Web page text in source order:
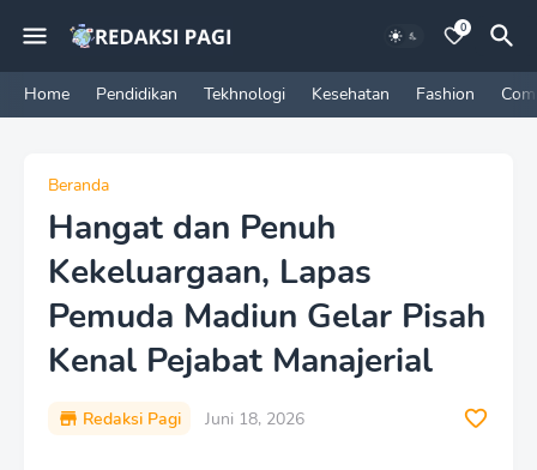
0
Home Pendidikan Tekhnologi Kesehatan Fashion
Beranda
Hangat dan Penuh
Kekeluargaan, Lapas
Pemuda Madiun Gelar Pisah
Kenal Pejabat Manajerial
Redaksi Pagi Juni 18, 2026